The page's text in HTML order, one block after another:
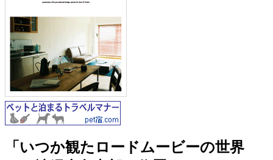
「いつか観たロードムービーの世界